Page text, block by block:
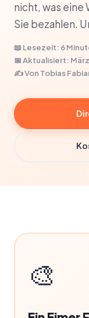
nicht, was eine
Sie bezahlen.
📖 Lesezeit: 6
📅 Aktualisiert:
✍️ Von Tobias
🎨